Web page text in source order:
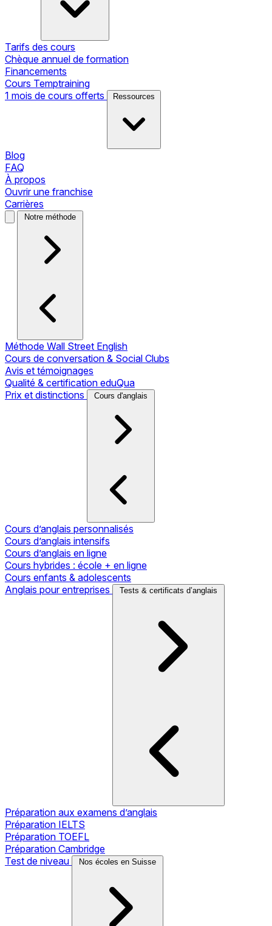
Tarifs des cours
Chèque annuel de formation
Financements
Cours Temptraining
1 mois de cours offerts
Ressources
Blog
FAQ
À propos
Ouvrir une franchise
Carrières
Notre méthode
Méthode Wall Street English
Cours de conversation & Social Clubs
Avis et témoignages
Qualité & certification eduQua
Prix et distinctions
Cours d'anglais
Cours d’anglais personnalisés
Cours d’anglais intensifs
Cours d’anglais en ligne
Cours hybrides : école + en ligne
Cours enfants & adolescents
Anglais pour entreprises
Tests & certificats d’anglais
Préparation aux examens d’anglais
Préparation IELTS
Préparation TOEFL
Préparation Cambridge
Test de niveau
Nos écoles en Suisse